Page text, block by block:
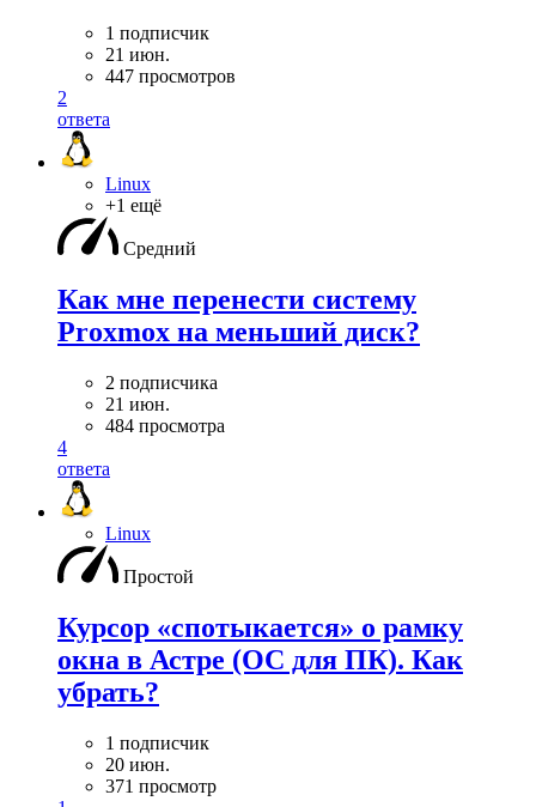
1 подписчик
21 июн.
447 просмотров
2
ответа
Linux
+1 ещё
Средний
Как мне перенести систему
Proxmox на меньший диск?
2 подписчика
21 июн.
484 просмотра
4
ответа
Linux
Простой
Курсор «спотыкается» о рамку
окна в Астре (ОС для ПК). Как
убрать?
1 подписчик
20 июн.
371 просмотр